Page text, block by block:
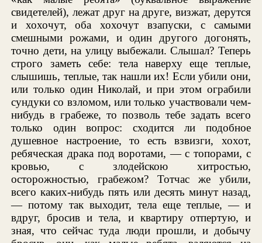
свидетелей), лежат друг на друге, визжат, дерутся
и хохочут, оба хохочут взапуски, с самыми
смешными рожами, и один другого догонять,
точно дети, на улицу выбежали. Слышал? Теперь
строго заметь себе: тела наверху еще теплые,
слышишь, теплые, так нашли их! Если убили они,
или только один Николай, и при этом ограбили
сундуки со взломом, или только участвовали чем-
нибудь в грабеже, то позволь тебе задать всего
только один вопрос: сходится ли подобное
душевное настроение, то есть взвизги, хохот,
ребяческая драка под воротами, — с топорами, с
кровью, с злодейскою хитростью,
осторожностью, грабежом? Тотчас же убили,
всего каких-нибудь пять или десять минут назад,
— потому так выходит, тела еще теплые, — и
вдруг, бросив и тела, и квартиру отпертую, и
зная, что сейчас туда люди прошли, и добычу